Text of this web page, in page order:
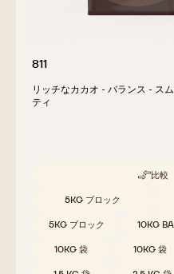
811
リッチなカカオ - バランス - ス
ティ
比較
-
取扱サイズ5KG ブロック
5KG ブロック 10KG
10KG 袋 10KG 袋